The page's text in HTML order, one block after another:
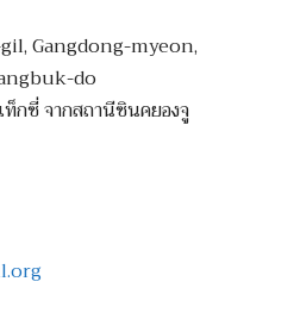
Gangdong-myeon,
do
กซี่ จากสถานีซินคยองจู